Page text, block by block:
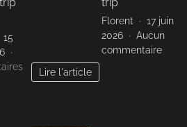
15
Florent
17 juin
2026
Aucun
commentairesur
Lire l'article